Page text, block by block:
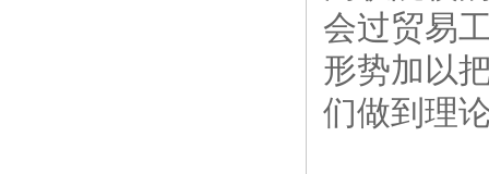
会过贸易
形势加以
们做到理